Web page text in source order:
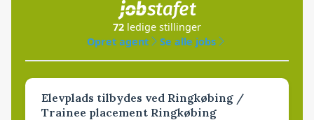
72 ledige stillinger
Opret agent
Se alle jobs
Elevplads tilbydes ved Ringkøbing /
Trainee placement Ringkøbing